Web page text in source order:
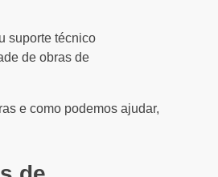
suporte técnico
de obras de
e como podemos ajudar,